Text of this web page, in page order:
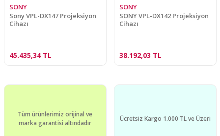
SONY
Sony VPL-DX147 Projeksiyon
Cihazı
45.435,34 TL
SONY
SONY VPL-DX142 Projeksiyon
Cihazı
38.192,03 TL
Tüm ürünlerimiz orijinal ve
marka garantisi altındadır
Ücretsiz Kargo 1.000 TL ve Üzeri